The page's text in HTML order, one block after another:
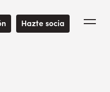
Hazte socia